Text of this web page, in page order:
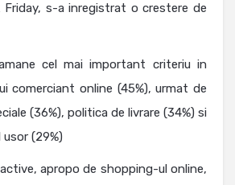
Friday, s-a inregistrat o crestere de
cel mai important criteriu in
comerciant online (45%), urmat de
(36%), politica de livrare (34%) si
(29%)
apropo de shopping-ul online,